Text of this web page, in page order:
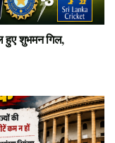
हुए शुभमन गिल,